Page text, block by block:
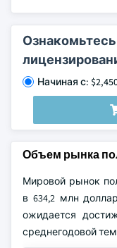
Начиная с:
Объем рынка
Мировой рынок
в 634,2 млн
ожидается
среднегодовой